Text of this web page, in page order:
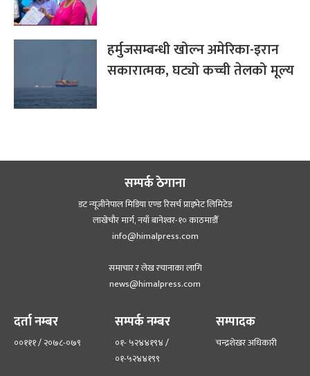
हर्मुजसम्बन्धी खोल्न अमेरिका-इरान
सकारात्मक, घट्यो कच्ची तेलको मूल्य
सम्पर्क ठेगाना
डट न्यूजीनेपाल मिडिया एण्ड रिसर्च प्राइभेट लिमिटेड
लाखेचौर मार्ग, नयाँ बानेश्‍वर-१० काठमाडौँ
info@himalpress.com
समाचार र लेख रचानाका लागि
news@himalpress.com
दर्ता नम्बर
००१११ / २०७८-०७९
सम्पर्क नम्बर
०१- ५२४४१९४ /
०१-५२४४१९९
सम्पादक
चन्द्रशेखर अधिकारी